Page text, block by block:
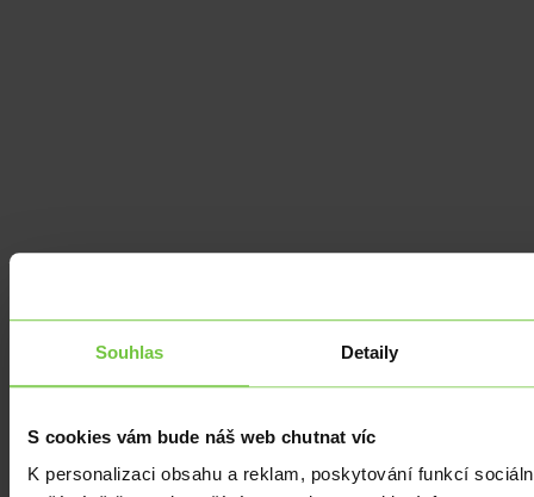
Souhlas Detaily
S cookies vám bude náš web chutnat víc
K personalizaci obsahu a reklam, poskytování funkcí
Ze zahraničí|Z domova|